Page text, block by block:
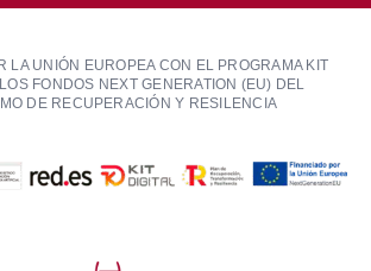
LA UNIÓN EUROPEA CON EL PROGRAMA KIT
FONDOS NEXT GENERATION (EU) DEL
DE RECUPERACIÓN Y RESILENCIA